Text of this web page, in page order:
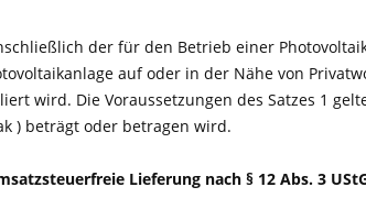
der für den Betrieb einer
auf oder in der Nähe von
wird. Die Voraussetzungen des Satzes 1
) beträgt oder betragen wird.
Lieferung nach § 12 Abs. 3